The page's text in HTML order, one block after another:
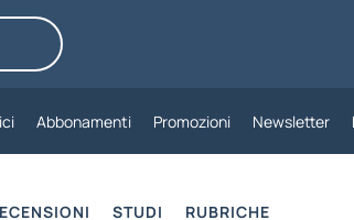
Abbonamenti Promozioni Newsletter
STUDI RUBRICHE